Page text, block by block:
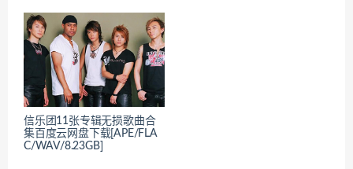
信乐团11张专辑无损歌曲合
集百度云网盘下载[APE/FLA
C/WAV/8.23GB]